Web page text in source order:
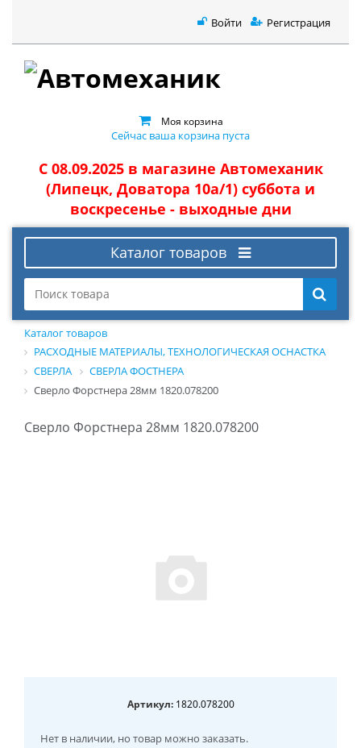
Войти Регистрация
Моя корзина
Сейчас ваша корзина пуста
С 08.09.2025 в магазине Автомеханик
(Липецк, Доватора 10а/1) суббота и
воскресенье - выходные дни
Каталог товаров
Каталог товаров
РАСХОДНЫЕ МАТЕРИАЛЫ, ТЕХНОЛОГИЧЕСКАЯ ОСНАСТКА
СВЕРЛА
СВЕРЛА ФОСТНЕРА
Сверло Форстнера 28мм 1820.078200
Сверло Форстнера 28мм 1820.078200
Артикул:1820.078200
Нет в наличии, но товар можно заказать.